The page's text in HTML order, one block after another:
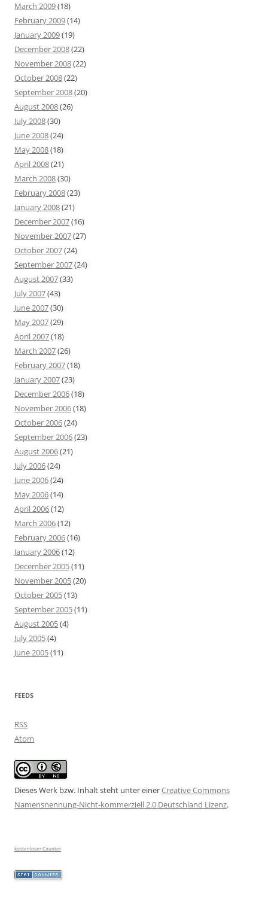
March 2009(18)
February 2009(14)
January 2009(19)
December 2008(22)
November 2008(22)
October 2008(22)
September 2008(20)
August 2008(26)
July 2008(30)
June 2008(24)
May 2008(18)
April 2008(21)
March 2008(30)
February 2008(23)
January 2008(21)
December 2007(16)
November 2007(27)
October 2007(24)
September 2007(24)
August 2007(33)
July 2007(43)
June 2007(30)
May 2007(29)
April 2007(18)
March 2007(26)
February 2007(18)
January 2007(23)
December 2006(18)
November 2006(18)
October 2006(24)
September 2006(23)
August 2006(21)
July 2006(24)
June 2006(24)
May 2006(14)
April 2006(12)
March 2006(12)
February 2006(16)
January 2006(12)
December 2005(11)
November 2005(20)
October 2005(13)
September 2005(11)
August 2005(4)
July 2005(4)
June 2005(11)
FEEDS
RSS
Atom
Dieses Werk bzw. Inhalt steht unter einerCreative Commons
Namensnennung-Nicht-kommerziell 2.0 Deutschland Lizenz.
kostenloser Counter